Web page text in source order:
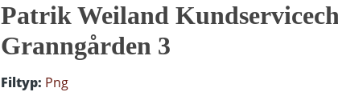
Patrik Weiland
Granngården 3
Filtyp: Png